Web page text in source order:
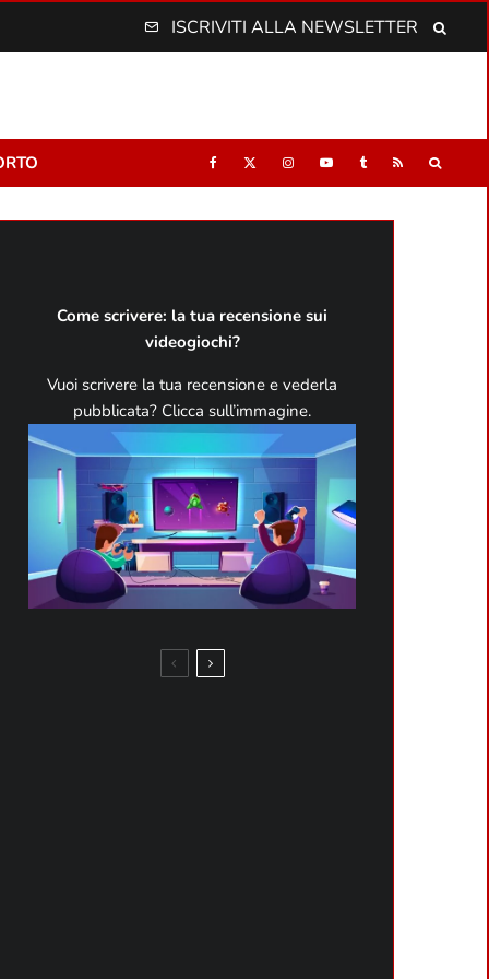
ISCRIVITI ALLA NEWSLETTER
Come scrivere: la tua recensione sui
videogiochi?
Vuoi scrivere la tua recensione e vederla
pubblicata? Clicca sull’immagine.